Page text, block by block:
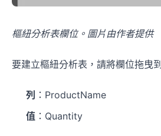
樞紐分析表欄位。圖片由作者提供
要建立樞紐分析表，請將欄位拖曳到
列 ：ProductName
值 ：Quantity